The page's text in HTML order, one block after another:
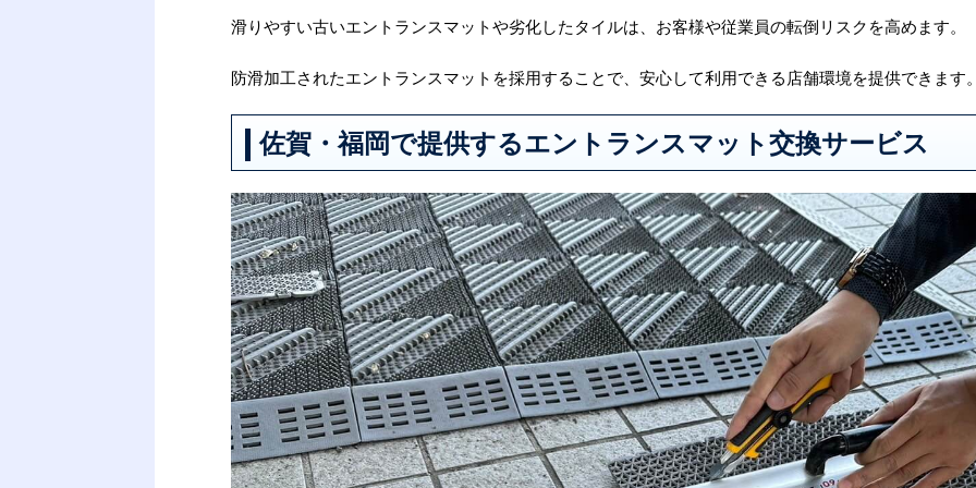
滑りやすい古いエントランスマットや劣化したタイルは、お客様や従業員の転倒リスクを高めます。
防滑加工されたエントランスマットを採用することで、安心して利用できる店舗環境を提供できます
佐賀・福岡で提供するエントランスマット交換サービス